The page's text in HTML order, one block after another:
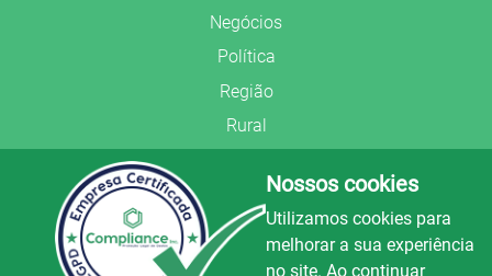
Negócios
Política
Região
Rural
Segurança Pública
União Frederiquense
Nossos cookies
Utilizamos cookies para
melhorar a sua experiência
no site. Ao continuar